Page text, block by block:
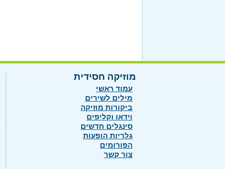
מוזיקה חסידית
עמוד ראשי
מילים לשירים
ביקורות מוזיקה
וידאו וקליפים
סינגלים חדשים
גלריות הופעות
הפורומים
צור קשר